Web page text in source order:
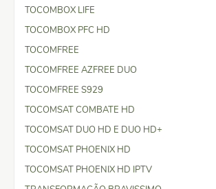
TOCOMBOX LIFE
TOCOMBOX PFC HD
TOCOMFREE
TOCOMFREE AZFREE DUO
TOCOMFREE S929
TOCOMSAT COMBATE HD
TOCOMSAT DUO HD E DUO HD+
TOCOMSAT PHOENIX HD
TOCOMSAT PHOENIX HD IPTV